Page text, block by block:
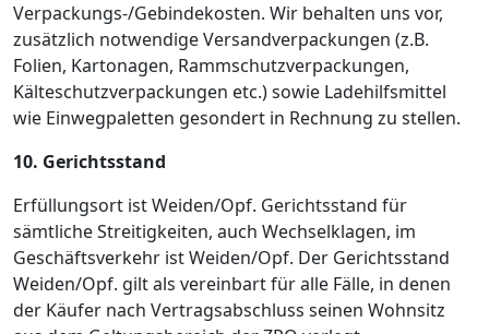
Verpackungs-/Gebindekosten. Wir behalten uns vor,
zusätzlich notwendige Versandverpackungen (z.B.
Folien, Kartonagen, Rammschutzverpackungen,
Kälteschutzverpackungen etc.) sowie Ladehilfsmittel
wie Einwegpaletten gesondert in Rechnung zu stellen.
10. Gerichtsstand
Erfüllungsort ist Weiden/Opf. Gerichtsstand für
sämtliche Streitigkeiten, auch Wechselklagen, im
Geschäftsverkehr ist Weiden/Opf. Der Gerichtsstand
Weiden/Opf. gilt als vereinbart für alle Fälle, in denen
der Käufer nach Vertragsabschluss seinen Wohnsitz